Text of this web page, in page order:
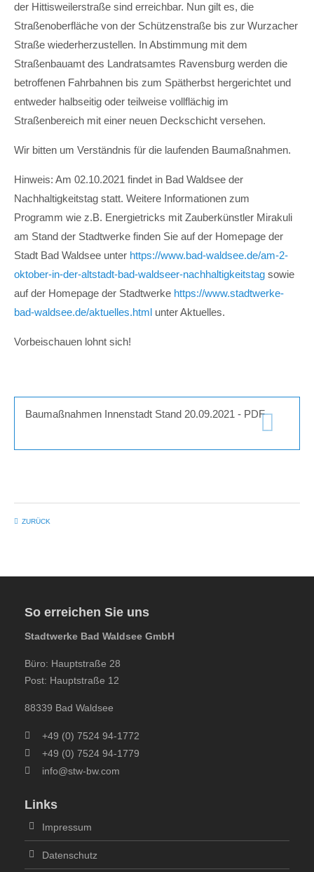
der Hittisweilerstraße sind erreichbar. Nun gilt es, die
Straßenoberfläche von der Schützenstraße bis zur Wurzacher
Straße wiederherzustellen. In Abstimmung mit dem
Straßenbauamt des Landratsamtes Ravensburg werden die
betroffenen Fahrbahnen bis zum Spätherbst hergerichtet und
entweder halbseitig oder teilweise vollflächig im
Straßenbereich mit einer neuen Deckschicht versehen.
Wir bitten um Verständnis für die laufenden Baumaßnahmen.
Hinweis: Am 02.10.2021 findet in Bad Waldsee der
Nachhaltigkeitstag statt. Weitere Informationen zum
Programm wie z.B. Energietricks mit Zauberkünstler Mirakuli
am Stand der Stadtwerke finden Sie auf der Homepage der
Stadt Bad Waldsee unter https://www.bad-waldsee.de/am-2-
oktober-in-der-altstadt-bad-waldseer-nachhaltigkeitstag sowie
auf der Homepage der Stadtwerke https://www.stadtwerke-
bad-waldsee.de/aktuelles.html unter Aktuelles.
Vorbeischauen lohnt sich!
Baumaßnahmen Innenstadt Stand 20.09.2021 - PDF
ZURÜCK
So erreichen Sie uns
Stadtwerke Bad Waldsee GmbH
Büro: Hauptstraße 28
Post: Hauptstraße 12
88339 Bad Waldsee
+49 (0) 7524 94-1772
+49 (0) 7524 94-1779
info@stw-bw.com
Links
Impressum
Datenschutz